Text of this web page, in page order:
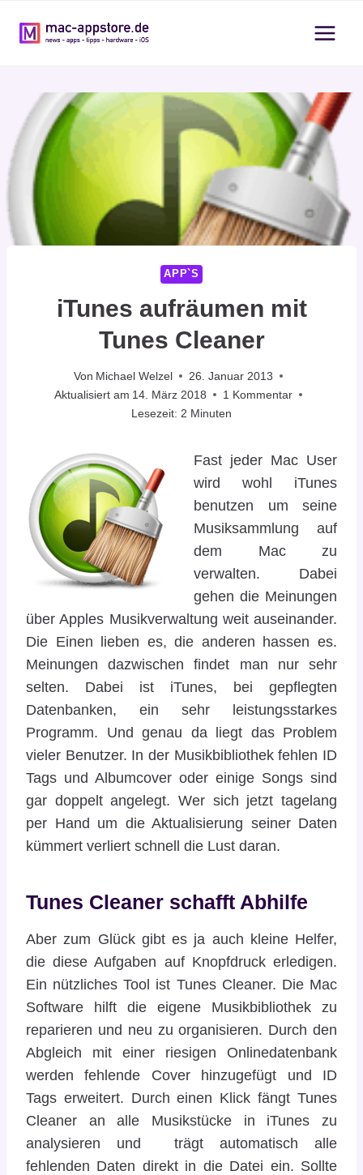
Inhalt
APP`S
iTunes aufräumen mit
Tunes Cleaner
Von Michael Welzel
26. Januar 2013
Aktualisiert am 14. März 2018
1 Kommentar
Lesezeit: 2 Minuten
Fast jeder Mac User
wird wohl iTunes
benutzen um seine
Musiksammlung auf
dem Mac zu
verwalten. Dabei
gehen die Meinungen
über Apples Musikverwaltung weit auseinander.
Die Einen lieben es, die anderen hassen es.
Meinungen dazwischen findet man nur sehr
selten. Dabei ist iTunes, bei gepflegten
Datenbanken, ein sehr leistungsstarkes
Programm. Und genau da liegt das Problem
vieler Benutzer. In der Musikbibliothek fehlen ID
Tags und Albumcover oder einige Songs sind
gar doppelt angelegt. Wer sich jetzt tagelang
per Hand um die Aktualisierung seiner Daten
kümmert verliert schnell die Lust daran.
Tunes Cleaner schafft Abhilfe
Aber zum Glück gibt es ja auch kleine Helfer,
die diese Aufgaben auf Knopfdruck erledigen.
Ein nützliches Tool ist Tunes Cleaner. Die Mac
Software hilft die eigene Musikbibliothek zu
reparieren und neu zu organisieren. Durch den
Abgleich mit einer riesigen Onlinedatenbank
werden fehlende Cover hinzugefügt und ID
Tags erweitert. Durch einen Klick fängt Tunes
Cleaner an alle Musikstücke in iTunes zu
analysieren und trägt automatisch alle
fehlenden Daten direkt in die Datei ein. Sollte